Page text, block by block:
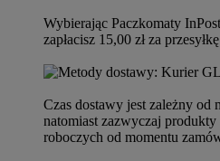
Wybierając Paczkomaty
zapłacisz 15,00 zł za
Czas dostawy jest zależny od
natomiast zazwyczaj
roboczych od momentu